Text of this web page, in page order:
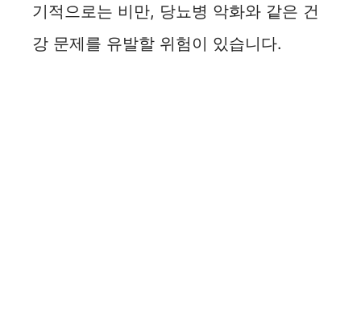
기적으로는 비만, 당뇨병 악화와 같은 건
강 문제를 유발할 위험이 있습니다.